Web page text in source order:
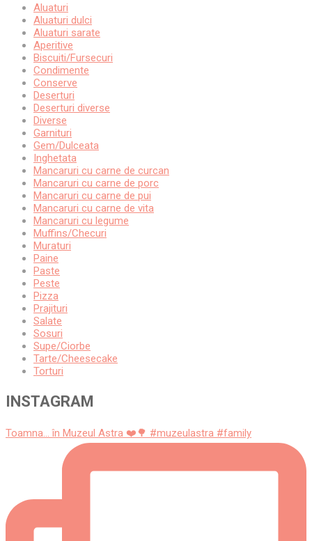
Aluaturi
Aluaturi dulci
Aluaturi sarate
Aperitive
Biscuiti/Fursecuri
Condimente
Conserve
Deserturi
Deserturi diverse
Diverse
Garnituri
Gem/Dulceata
Inghetata
Mancaruri cu carne de curcan
Mancaruri cu carne de porc
Mancaruri cu carne de pui
Mancaruri cu carne de vita
Mancaruri cu legume
Muffins/Checuri
Muraturi
Paine
Paste
Peste
Pizza
Prajituri
Salate
Sosuri
Supe/Ciorbe
Tarte/Cheesecake
Torturi
INSTAGRAM
Toamna... în Muzeul Astra ❤️🌳 #muzeulastra #family